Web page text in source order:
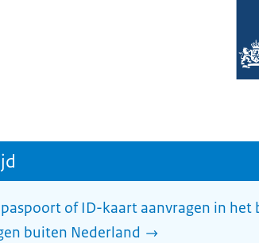
of ID-kaart aanvragen in het
buiten Nederland